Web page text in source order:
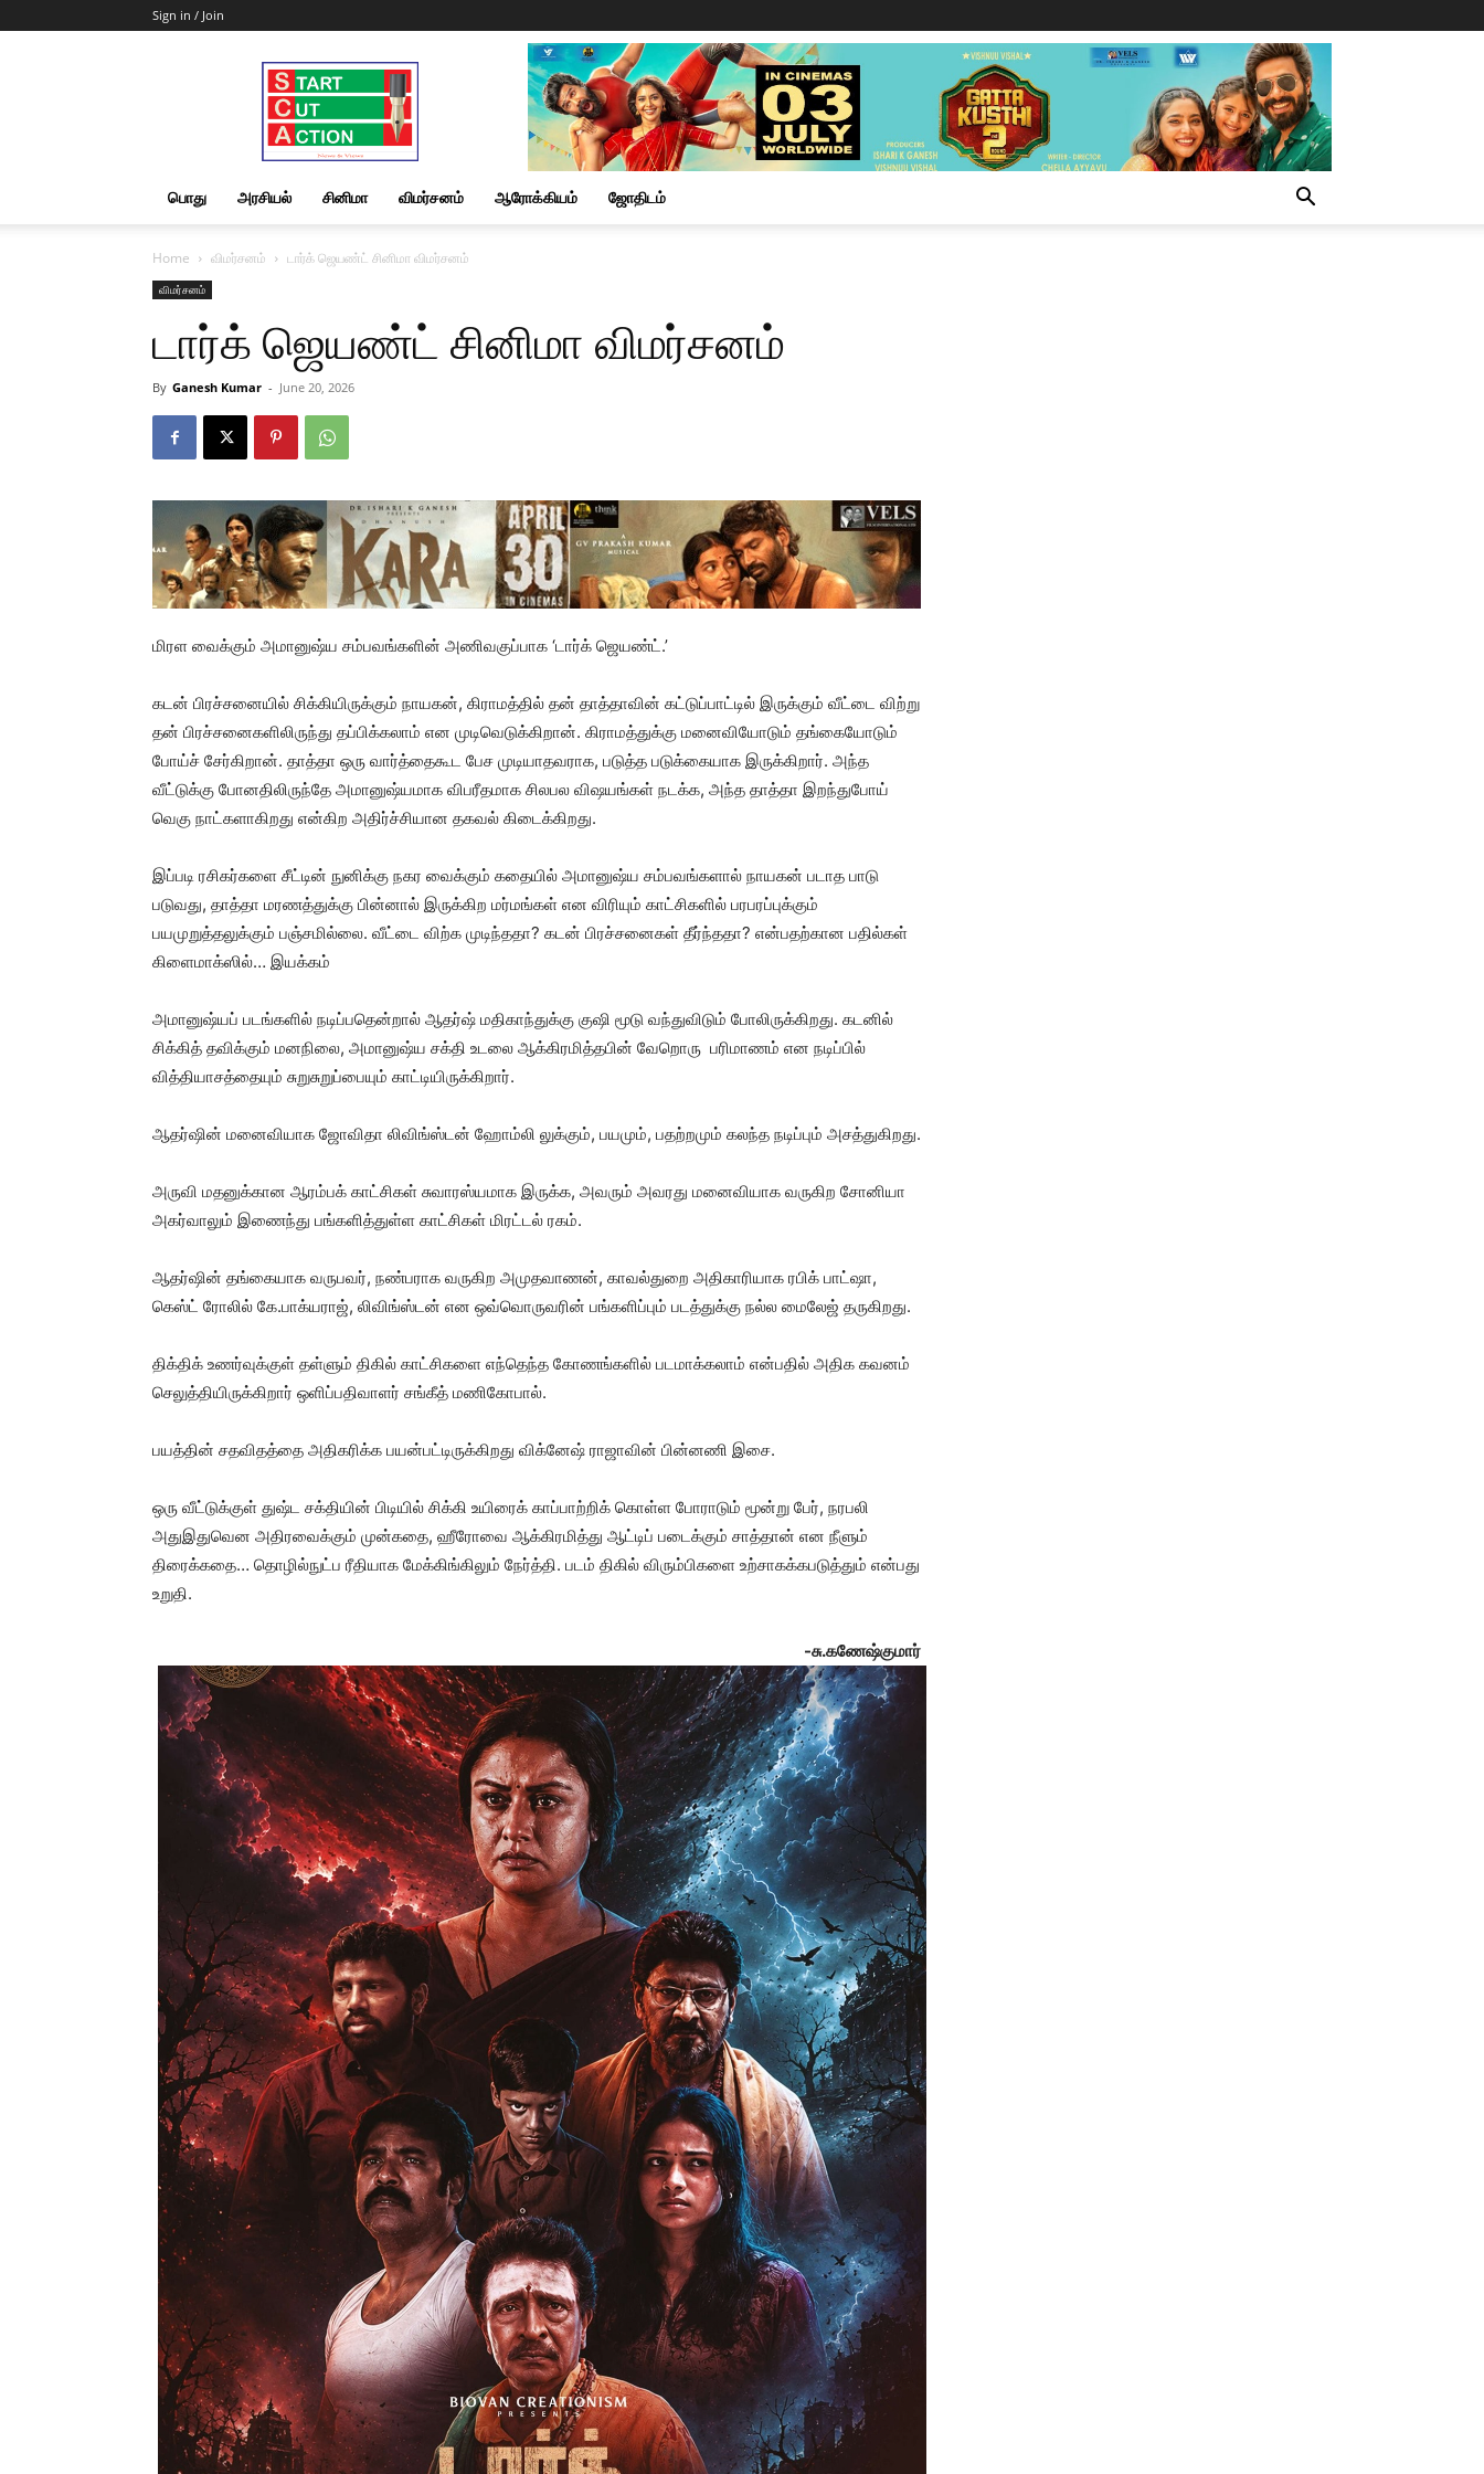
Sign in / Join
Start
Cut
Action
|
News
&
பொது அரசியல் சினிமா விமர்சனம் ஆரோக்கியம் ஜோதிடம்
Home விமர்சனம் டார்க் ஜெயண்ட் சினிமா விமர்சனம்
விமர்சனம்
டார்க் ஜெயண்ட் சினிமா விமர்சனம்
By Ganesh Kumar - June 20, 2026
மிரள வைக்கும் அமானுஷ்ய சம்பவங்களின் அணிவகுப்பாக ‘டார்க் ஜெயண்ட்.’
கடன் பிரச்சனையில் சிக்கியிருக்கும் நாயகன், கிராமத்தில் தன் தாத்தாவின் கட்டுப்பாட்டில் இருக்கும் வீட்டை விற்று
தன் பிரச்சனைகளிலிருந்து தப்பிக்கலாம் என முடிவெடுக்கிறான். கிராமத்துக்கு மனைவியோடும் தங்கையோடும்
போய்ச் சேர்கிறான். தாத்தா ஒரு வார்த்தைகூட பேச முடியாதவராக, படுத்த படுக்கையாக இருக்கிறார். அந்த
வீட்டுக்கு போனதிலிருந்தே அமானுஷ்யமாக விபரீதமாக சிலபல விஷயங்கள் நடக்க, அந்த தாத்தா இறந்துபோய்
வெகு நாட்களாகிறது என்கிற அதிர்ச்சியான தகவல் கிடைக்கிறது.
இப்படி ரசிகர்களை சீட்டின் நுனிக்கு நகர வைக்கும் கதையில் அமானுஷ்ய சம்பவங்களால் நாயகன் படாத பாடு
படுவது, தாத்தா மரணத்துக்கு பின்னால் இருக்கிற மர்மங்கள் என விரியும் காட்சிகளில் பரபரப்புக்கும்
பயமுறுத்தலுக்கும் பஞ்சமில்லை. வீட்டை விற்க முடிந்ததா? கடன் பிரச்சனைகள் தீர்ந்ததா? என்பதற்கான பதில்கள்
கிளைமாக்ஸில்… இயக்கம்
அமானுஷ்யப் படங்களில் நடிப்பதென்றால் ஆதர்ஷ் மதிகாந்துக்கு குஷி மூடு வந்துவிடும் போலிருக்கிறது. கடனில்
சிக்கித் தவிக்கும் மனநிலை, அமானுஷ்ய சக்தி உடலை ஆக்கிரமித்தபின் வேறொரு பரிமாணம் என நடிப்பில்
வித்தியாசத்தையும் சுறுசுறுப்பையும் காட்டியிருக்கிறார்.
ஆதர்ஷின் மனைவியாக ஜோவிதா லிவிங்ஸ்டன் ஹோம்லி லுக்கும், பயமும், பதற்றமும் கலந்த நடிப்பும் அசத்துகிறது.
அருவி மதனுக்கான ஆரம்பக் காட்சிகள் சுவாரஸ்யமாக இருக்க, அவரும் அவரது மனைவியாக வருகிற சோனியா
அகர்வாலும் இணைந்து பங்களித்துள்ள காட்சிகள் மிரட்டல் ரகம்.
ஆதர்ஷின் தங்கையாக வருபவர், நண்பராக வருகிற அமுதவாணன், காவல்துறை அதிகாரியாக ரபிக் பாட்ஷா,
கெஸ்ட் ரோலில் கே.பாக்யராஜ், லிவிங்ஸ்டன் என ஒவ்வொருவரின் பங்களிப்பும் படத்துக்கு நல்ல மைலேஜ் தருகிறது.
திக்திக் உணர்வுக்குள் தள்ளும் திகில் காட்சிகளை எந்தெந்த கோணங்களில் படமாக்கலாம் என்பதில் அதிக கவனம்
செலுத்தியிருக்கிறார் ஒளிப்பதிவாளர் சங்கீத் மணிகோபால்.
பயத்தின் சதவிதத்தை அதிகரிக்க பயன்பட்டிருக்கிறது விக்னேஷ் ராஜாவின் பின்னணி இசை.
ஒரு வீட்டுக்குள் துஷ்ட சக்தியின் பிடியில் சிக்கி உயிரைக் காப்பாற்றிக் கொள்ள போராடும் மூன்று பேர், நரபலி
அதுஇதுவென அதிரவைக்கும் முன்கதை, ஹீரோவை ஆக்கிரமித்து ஆட்டிப் படைக்கும் சாத்தான் என நீளும்
திரைக்கதை… தொழில்நுட்ப ரீதியாக மேக்கிங்கிலும் நேர்த்தி. படம் திகில் விரும்பிகளை உற்சாகக்கபடுத்தும் என்பது
உறுதி.
-சு.கணேஷ்குமார்